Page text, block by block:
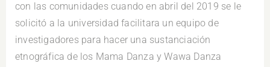
con las comunidades cuando en abril del 2019 se le
solicitó a la universidad facilitara un equipo de
investigadores para hacer una sustanciación
etnográfica de los Mama Danza y Wawa Danza